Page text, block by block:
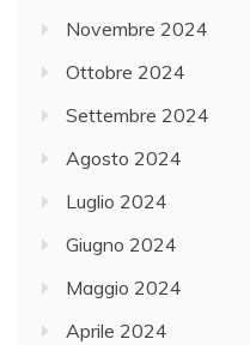
Novembre 2024
Ottobre 2024
Settembre 2024
Agosto 2024
Luglio 2024
Giugno 2024
Maggio 2024
Aprile 2024